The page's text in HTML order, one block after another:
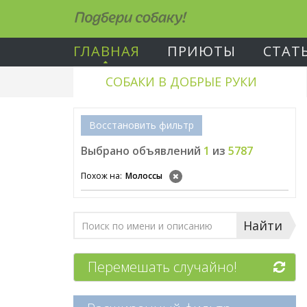
Подбери собаку!
ГЛАВНАЯ ПРИЮТЫ
СОБАКИ В ДОБРЫЕ РУКИ
Восстановить фильтр
Выбрано объявлений 1 из 5787
Похож на: Молоссы
Найти
Перемешать случайно!